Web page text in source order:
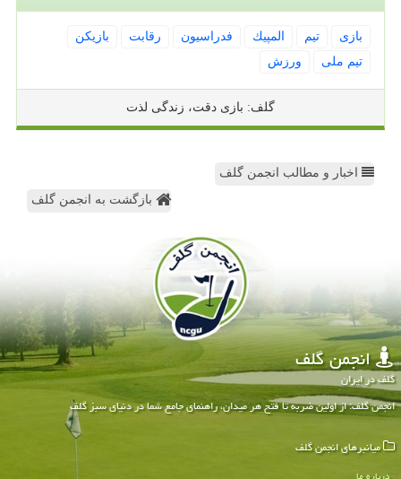
بازی تیم المپیك فدراسیون رقابت
بازیكن
تیم ملی
ورزش
گلف: بازی دقت، زندگی لذت
اخبار و مطالب انجمن گلف
بازگشت به انجمن گلف
انجمن گلف
گلف در ایران
انجمن گلف: از اولین ضربه تا فتح هر میدان، راهنمای جامع شما در دنیای سبز گلف
میانبرهای انجمن گلف